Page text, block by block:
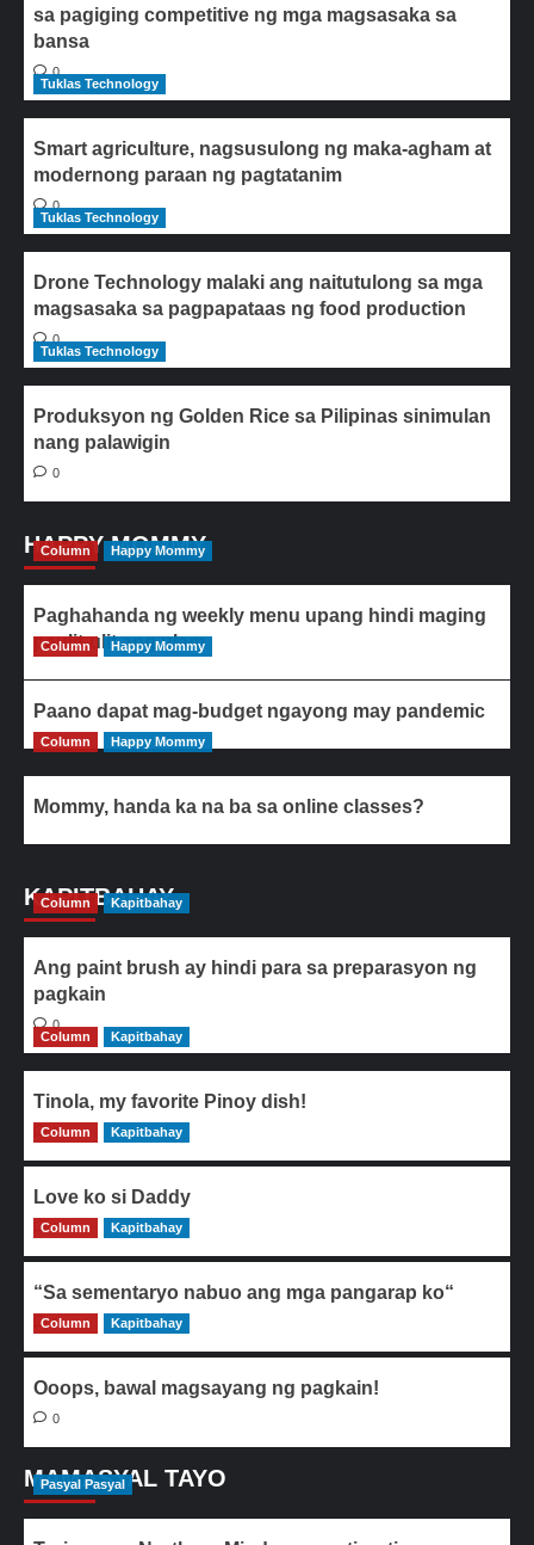
sa pagiging competitive ng mga magsasaka sa
bansa
0
Tuklas Technology
Smart agriculture, nagsusulong ng maka-agham at
modernong paraan ng pagtatanim
0
Tuklas Technology
Drone Technology malaki ang naitutulong sa mga
magsasaka sa pagpapataas ng food production
0
Tuklas Technology
Produksyon ng Golden Rice sa Pilipinas sinimulan
nang palawigin
0
HAPPY MOMMY
Column Happy Mommy
Paghahanda ng weekly menu upang hindi maging
paulit-ulit ang ulam
Column Happy Mommy
Paano dapat mag-budget ngayong may pandemic
Column Happy Mommy
Mommy, handa ka na ba sa online classes?
KAPITBAHAY
Column Kapitbahay
Ang paint brush ay hindi para sa preparasyon ng
pagkain
0
Column
Kapitbahay
Tinola, my favorite Pinoy dish!
0
Column Kapitbahay
Love ko si Daddy
0
Column Kapitbahay
“Sa sementaryo nabuo ang mga pangarap ko“
0
Column Kapitbahay
Ooops, bawal magsayang ng pagkain!
0
MAMASYAL TAYO
Pasyal Pasyal